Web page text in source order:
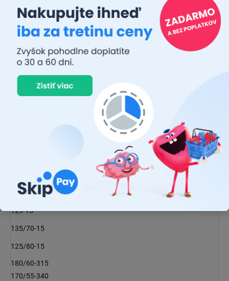
165/65-13
155/70-13
145/80-13
135-14
175/50-14
145/70-14
135/80-14
125-15
135/70-15
125/80-15
180/60-315
170/55-340